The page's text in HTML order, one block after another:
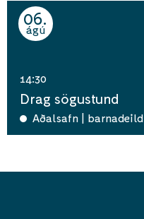
06
ágú
14:30
Drag sögustund
Aðalsafn | barnadeild